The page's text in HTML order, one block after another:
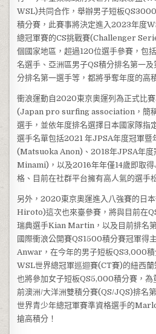
WSL)共同合作，舉辦男子短板
積分賽，此賽事將決定進入2023年度
總冠軍賽的CS挑戰賽(Challenger
個國家地區，超過120位選手參賽，包
名選手、亞洲區男子QS積分排名第一
分排名第一選手等，都將爭奪年度的高
衝浪運動自2020東京奧運列為正式比
(Japan pro surfing association，簡
選手，並依年度排名選擇日本國家隊指
選手名單包括2021 年JPSA年度冠軍暨
(Matsuoka Anon)、2018年JPSA年度
Minami)，以及2016年年僅14歲即取
格、目前在社群平台擁有高人氣的選手
另外，2020東京奧運進入八強賽的日
Hiroto)這次也來臺參賽，將與目前在
瑞典選手Kian Martin，以及目前排名
國際衝浪公開賽QS1500積分賽冠軍得
Anwar，在今年的男子短板QS3,000
WSL世界總冠軍巡迴賽(CT賽)的紐西
也將參加女子短板QS5,000積分賽，為
前澳洲/大洋洲雙積分賽(QS/JQS)排名
世界青少年總冠軍賽準資格選手的
搶高積分！